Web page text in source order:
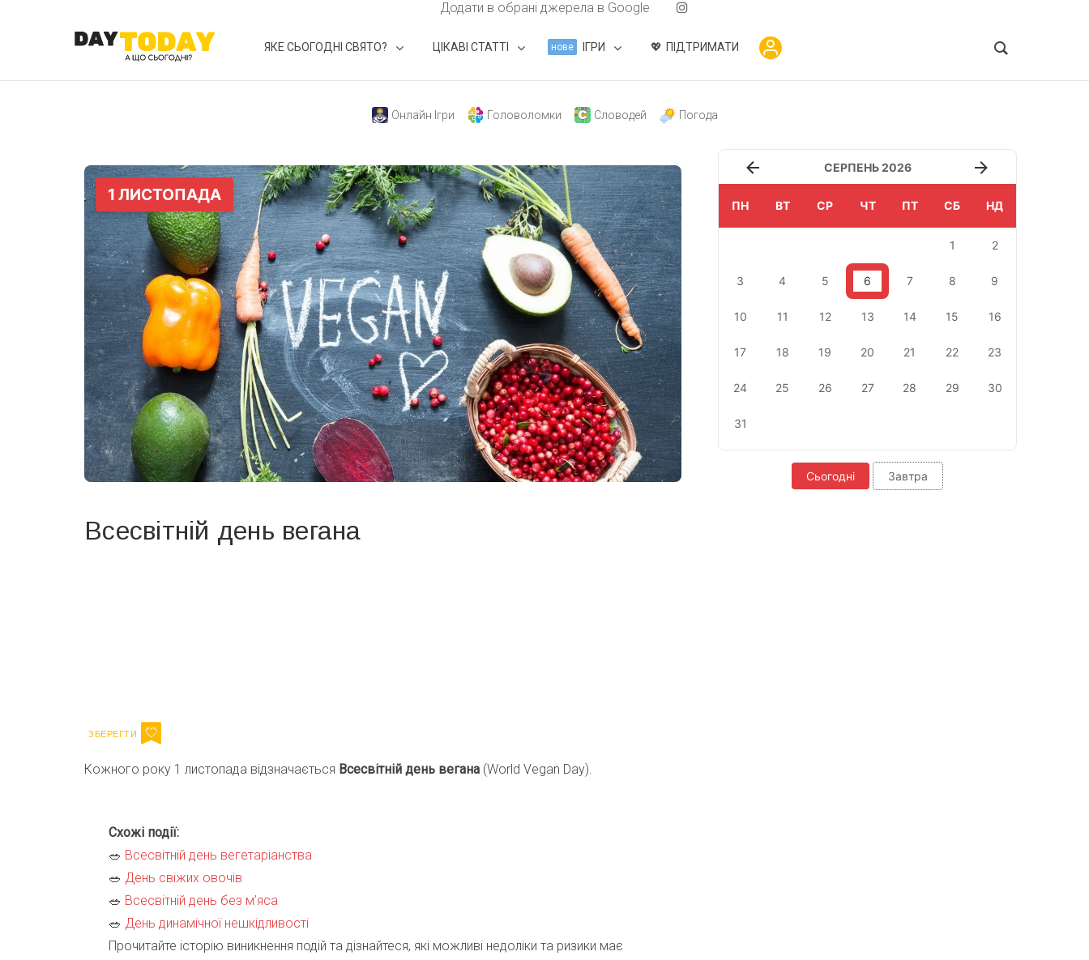
Додати в обрані джерела в Google
ЯКЕ СЬОГОДНІ СВЯТО? ЦІКАВІ СТАТТІ нове ІГРИ ПІДТРИМАТИ
Онлайн Ігри Головоломки Словодей Погода
Всесвітній день вегана
Кожного року 1 листопада відзначається Всесвітній день вегана (World Vegan Day).
Схожі події:
🥗 Всесвітній день вегетаріанства
🥗 День свіжих овочів
🥗 Всесвітній день без м’яса
🥗 День динамічної нешкідливості
Прочитайте історію виникнення подій та дізнайтеся, які можливі недоліки та ризики має
СЕРПЕНЬ 2026
ПН ВТ СР ЧТ ПТ СБ НД
1 2
3 4 5 6 7 8 9
10 11 12 13 14 15 16
17 18 19 20 21 22 23
24 25 26 27 28 29 30
31
Сьогодні Завтра